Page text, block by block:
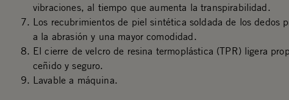
vibraciones, al tiempo que aumenta la transpirabilidad.
Los recubrimientos de piel sintética soldada de los dedos
a la abrasión y una mayor comodidad.
El cierre de velcro de resina termoplástica (TPR) ligera
ceñido y seguro.
Lavable a máquina.